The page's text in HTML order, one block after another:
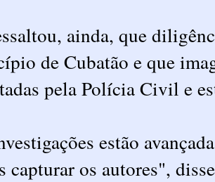
ainda, que
de Cubatão e que
pela Polícia Civil e
estão
capturar os autores",